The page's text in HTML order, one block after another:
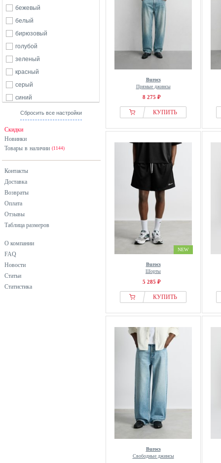
бежевый
белый
бирюзовый
голубой
зеленый
красный
серый
синий
черный
Сбросить все настройки
Скидки
Новинки
Товары в наличии (1144)
Контакты
Доставка
Возвраты
Оплата
Отзывы
Таблица размеров
О компании
FAQ
Новости
Статьи
Статистика
Burocs
Прямые джинсы
8 275 ₽
КУПИТЬ
NEW
Burocs
Шорты
5 285 ₽
КУПИТЬ
Burocs
Свободные джинсы